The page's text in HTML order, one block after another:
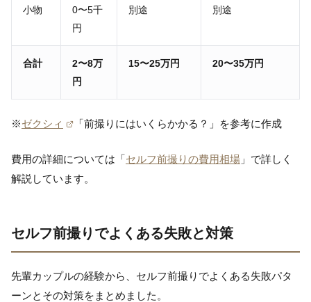
小物
0〜5千
円
別途 別途
合計
2〜8万
円
15〜25万円 20〜35万円
※ゼクシィ 「前撮りにはいくらかかる？」を参考に作成
費用の詳細については「セルフ前撮りの費用相場 」で詳しく
解説しています。
セルフ前撮りでよくある失敗と対策
先輩カップルの経験から、セルフ前撮りでよくある失敗パタ
ーンとその対策をまとめました。